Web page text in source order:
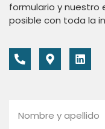
formulario y nuestro
posible con toda la